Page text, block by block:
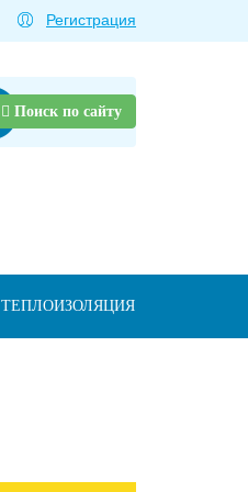
ТЕПЛОИЗОЛЯЦИЯ
Регистрация
Товаров нет
Поиск по сайту